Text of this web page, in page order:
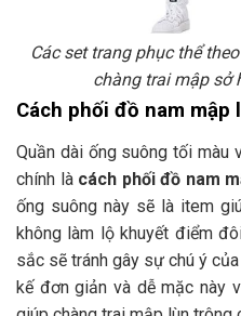
Các set trang phục thể
chàng trai mập sở
Cách phối đồ nam mập
Quần dài ống suông tối màu
chính là cách phối đồ nam
ống suông này sẽ là item
không làm lộ khuyết điểm
sắc sẽ tránh gây sự chú ý
kế đơn giản và dễ mặc này